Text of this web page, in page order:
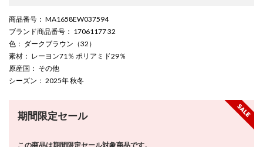
商品番号 ： MA1658EW037594
ブランド商品番号 ： 17061177 32
色 ： ダークブラウン（32）
素材 ： レーヨン71％ ポリアミド29％
原産国 ： その他
シーズン ： 2025年 秋冬
期間限定セール